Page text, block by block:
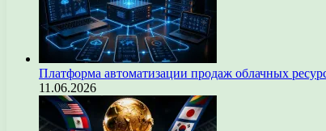
Платформа автоматизации продаж облачных
11.06.2026